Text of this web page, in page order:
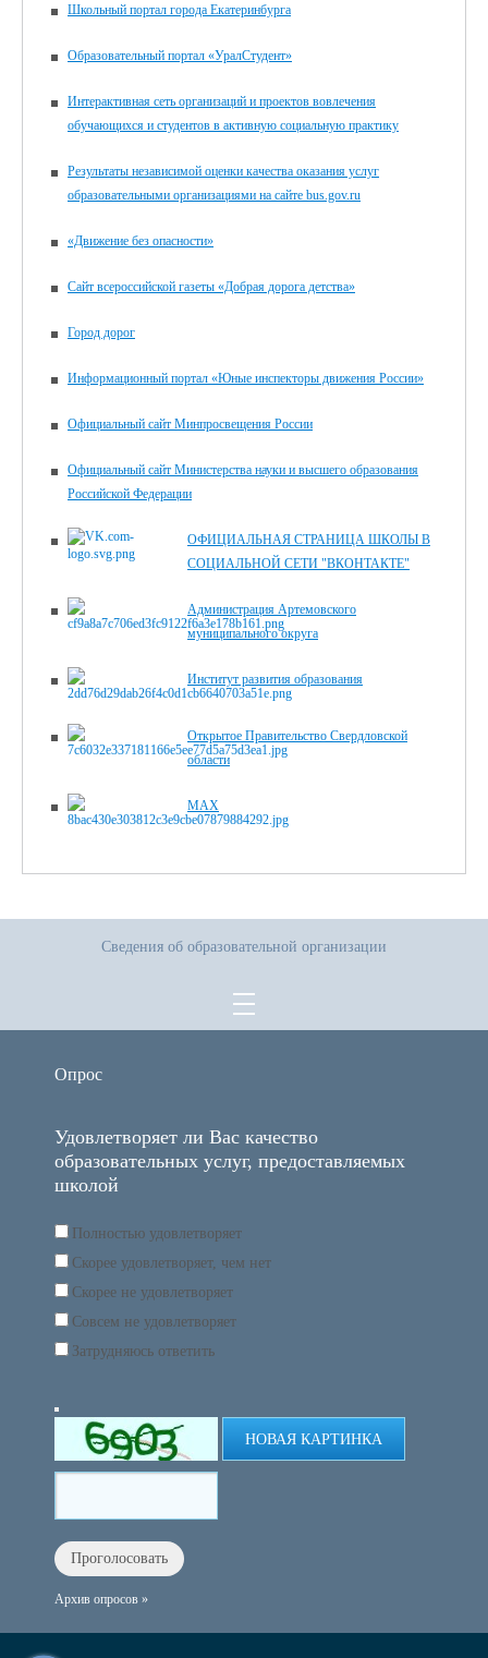
Школьный портал города Екатеринбурга
Образовательный портал «УралСтудент»
Интерактивная сеть организаций и проектов вовлечения
обучающихся и студентов в активную социальную практику
Результаты независимой оценки качества оказания услуг
образовательными организациями на сайте bus.gov.ru
«Движение без опасности»
Сайт всероссийской газеты «Добрая дорога детства»
Город дорог
Информационный портал «Юные инспекторы движения России»
Официальный сайт Минпросвещения России
Официальный сайт Министерства науки и высшего образования
Российской Федерации
ОФИЦИАЛЬНАЯ СТРАНИЦА ШКОЛЫ В
СОЦИАЛЬНОЙ СЕТИ "ВКОНТАКТЕ"
Администрация Артемовского
муниципального округа
Институт развития образования
Открытое Правительство Свердловской
области
MAX
Сведения об образовательной организации
Опрос
Удовлетворяет ли Вас качество
образовательных услуг, предоставляемых
школой
Полностью удовлетворяет
Скорее удовлетворяет, чем нет
Скорее не удовлетворяет
Совсем не удовлетворяет
Затрудняюсь ответить
НОВАЯ КАРТИНКА
Архив опросов »